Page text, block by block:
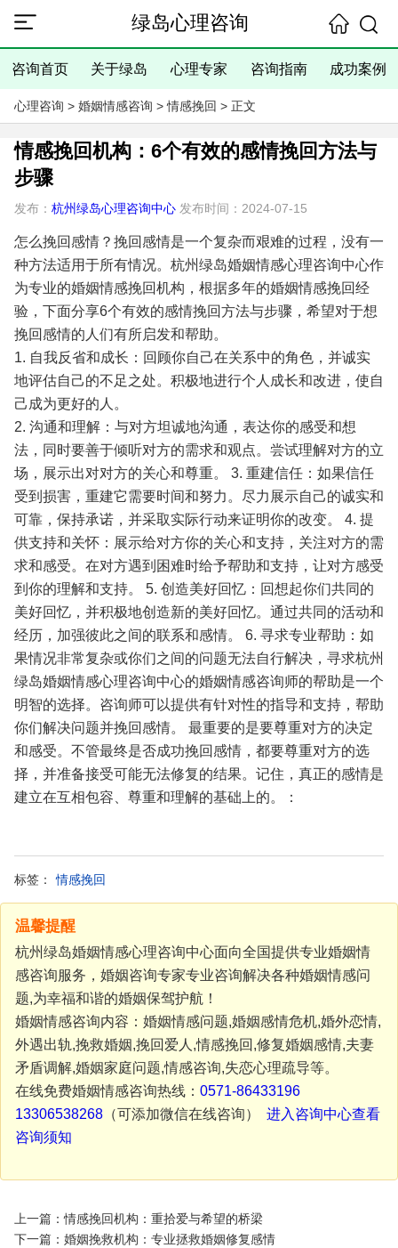
绿岛心理咨询
咨询首页 关于绿岛 心理专家 咨询指南 成功案例
心理咨询 > 婚姻情感咨询 >情感挽回 > 正文
情感挽回机构：6个有效的感情挽回方法与
步骤
发布： 杭州绿岛心理咨询中心发布时间：2024-07-15
怎么挽回感情？挽回感情是一个复杂而艰难的过程，没有一
种方法适用于所有情况。杭州绿岛婚姻情感心理咨询中心作
为专业的婚姻情感挽回机构，根据多年的婚姻情感挽回经
验，下面分享6个有效的感情挽回方法与步骤，希望对于想
挽回感情的人们有所启发和帮助。
1. 自我反省和成长：回顾你自己在关系中的角色，并诚实
地评估自己的不足之处。积极地进行个人成长和改进，使自
己成为更好的人。
2. 沟通和理解：与对方坦诚地沟通，表达你的感受和想
法，同时要善于倾听对方的需求和观点。尝试理解对方的立
场，展示出对对方的关心和尊重。
3. 重建信任：如果信任
受到损害，重建它需要时间和努力。尽力展示自己的诚实和
可靠，保持承诺，并采取实际行动来证明你的改变。
4. 提
供支持和关怀：展示给对方你的关心和支持，关注对方的需
求和感受。在对方遇到困难时给予帮助和支持，让对方感受
到你的理解和支持。
5. 创造美好回忆：回想起你们共同的
美好回忆，并积极地创造新的美好回忆。通过共同的活动和
经历，加强彼此之间的联系和感情。
6. 寻求专业帮助：如
果情况非常复杂或你们之间的问题无法自行解决，寻求杭州
绿岛婚姻情感心理咨询中心的婚姻情感咨询师的帮助是一个
明智的选择。咨询师可以提供有针对性的指导和支持，帮助
你们解决问题并挽回感情。
最重要的是要尊重对方的决定
和感受。不管最终是否成功挽回感情，都要尊重对方的选
择，并准备接受可能无法修复的结果。记住，真正的感情是
建立在互相包容、尊重和理解的基础上的。：
标签： 情感挽回
温馨提醒
杭州绿岛婚姻情感心理咨询中心面向全国提供专业婚姻情
感咨询服务，婚姻咨询专家专业咨询解决各种婚姻情感问
题,为幸福和谐的婚姻保驾护航！
婚姻情感咨询内容：婚姻情感问题,婚姻感情危机,婚外恋情,
外遇出轨,挽救婚姻,挽回爱人,情感挽回,修复婚姻感情,夫妻
矛盾调解,婚姻家庭问题,情感咨询,失恋心理疏导等。
在线免费婚姻情感咨询热线： 0571-86433196
13306538268（可添加微信在线咨询） 进入咨询中心查看
咨询须知
上一篇：情感挽回机构：重拾爱与希望的桥梁
下一篇：婚姻挽救机构：专业拯救婚姻修复感情